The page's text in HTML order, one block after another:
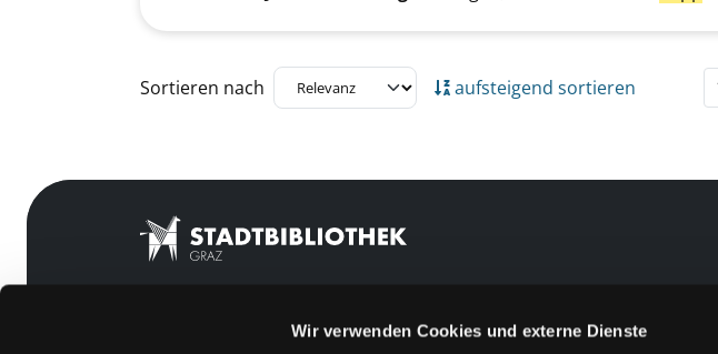
Wir verwenden Cookies und externe Dienste
Zu den Suchfiltern springen
Sortieren nach aufsteigend sortieren
Feedback